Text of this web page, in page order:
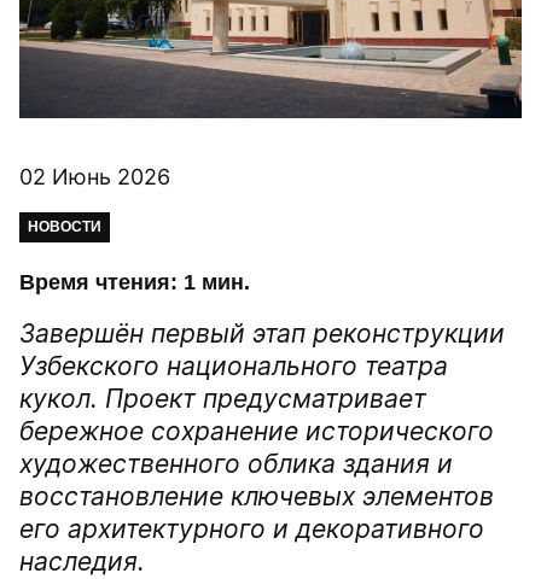
02 Июнь 2026
НОВОСТИ
Время чтения: 1 мин.
Завершён первый этап реконструкции
Узбекского национального театра
кукол. Проект предусматривает
бережное сохранение исторического
художественного облика здания и
восстановление ключевых элементов
его архитектурного и декоративного
наследия.